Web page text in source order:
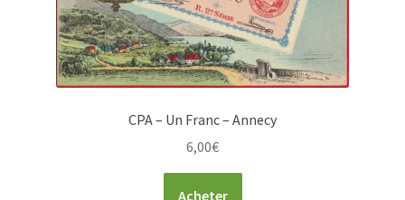
CPA – Un Franc – Annecy
6,00€
Acheter